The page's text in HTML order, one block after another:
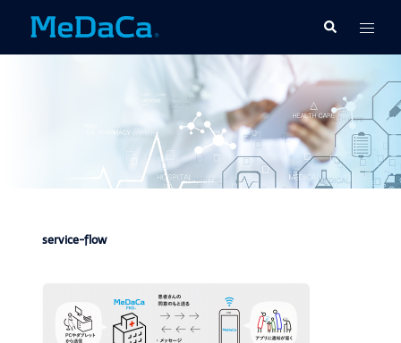
テ
検
索
ト
グ
メ
ニ
ュ
ー
service-flow